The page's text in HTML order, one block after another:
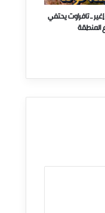
إغير ـ تافراوت يحتفي
المنطقة